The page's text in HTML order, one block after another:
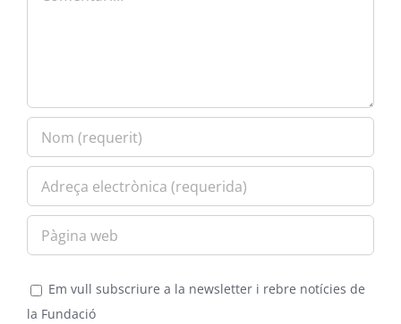
Em vull subscriure a la newsletter i rebre notícies de
la Fundació